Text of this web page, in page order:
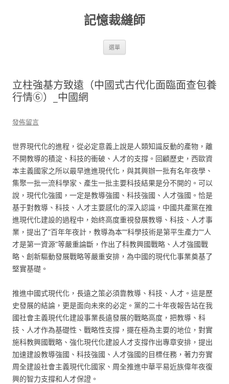
記憶裁縫師
選單
立柱強基方致遠（中國式古代化面臨面查包養
行情⑥）_中國網
發佈留言
世界現代化的進程，從必定意義上說是人類知識反動的產物，離
不開教導的積淀、科技的衝破、人才的支撐。回顧歷史，西歐資
本主義國家之所以最早進進現代化，與其興辦一批有名年夜學、
集聚一批一流科學家、產生一批主要科技結果是分不開的。可以
說，現代化強國，一定是教導強國、科技強國、人才強國。恰是
基于對教導、科技、人才主要感化的深入認識，中國共產黨在推
進現代化建設的過程中，始終高度重視發展教導、科技、人才事
業，提出了“百年年夜計，教導為本”“科學技術是第平生產力”“人
才是第一資源”等嚴重論斷，作出了科教興國戰略、人才強國戰
略、創新驅動發展戰略等嚴重安排，為中國的現代化事業奠基了
堅實基礎。
推進中國式現代化，長遠之策必須靠教導、科技、人才。這是歷
史發展的結論，更是面向未來的必定。黨的二十年夜報告站在我
國社會主義現代化建設事業長遠發展的戰略高度，把教導、科
技、人才作為基礎性、戰略性支撐，擺在極為主要的地位，對實
施科教興國戰略、強化現代化建設人才支撐作出專章安排，提出
加速建設教導強國、科技強國、人才強國的目標任務，著力夯實
周全建設社會主義現代化國家、周全推進中華平易近族偉年夜復
興的智力支撐和人才保證。